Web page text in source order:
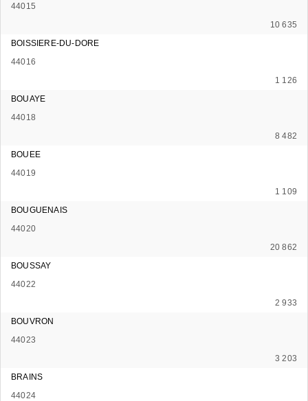
44015
10 635
BOISSIERE-DU-DORE
44016
1 126
BOUAYE
44018
8 482
BOUEE
44019
1 109
BOUGUENAIS
44020
20 862
BOUSSAY
44022
2 933
BOUVRON
44023
3 203
BRAINS
44024